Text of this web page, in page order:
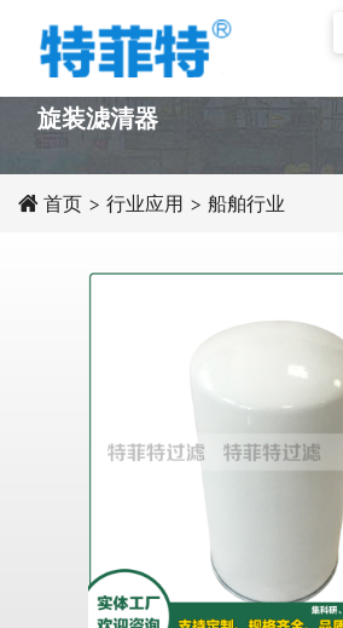
PRODUCT
旋装滤清器
首页 > 行业应用 > 船舶行业